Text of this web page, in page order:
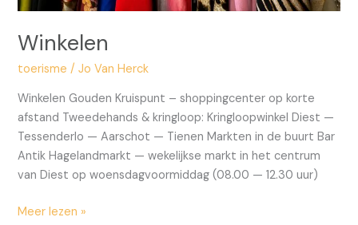
Win­ke­len
toerisme /Jo Van Herck
Win­ke­len Gou­den Kruis­punt – shop­ping­cen­ter op kor­te
afstand Twee­de­hands & kring­loop: Kring­loop­win­kel Diest —
Tes­sen­der­lo — Aar­schot — Tie­nen Mark­ten in de buurt Bar
Antik Hage­land­markt — weke­lijk­se markt in het cen­trum
van Diest op woens­dag­voor­mid­dag (08.00 — 12.30 uur)
Meer lezen »